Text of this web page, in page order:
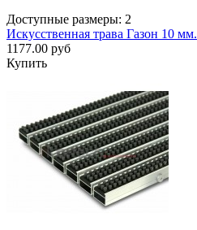
Доступные размеры: 2
Искусственная трава Газон 10 мм.
1177.00 руб
Купить